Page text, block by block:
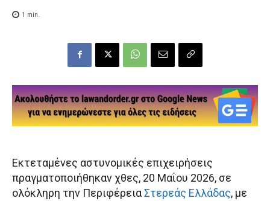
1 min.
Εκτεταμένες αστυνομικές επιχειρήσεις
πραγματοποιήθηκαν χθες, 20 Μαΐου 2026, σε
ολόκληρη την ΠεριφέρειαΣτερεάς Ελλάδας, με